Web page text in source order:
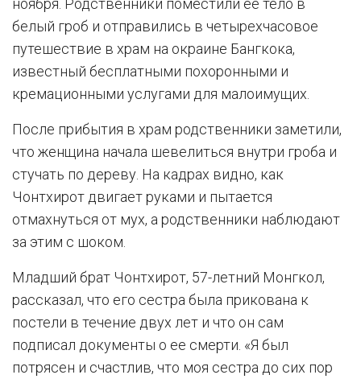
ноября. Родственники поместили ее тело в
белый гроб и отправились в четырехчасовое
путешествие в храм на окраине Бангкока,
известный бесплатными похоронными и
кремационными услугами для малоимущих.
После прибытия в храм родственники заметили,
что женщина начала шевелиться внутри гроба и
стучать по дереву. На кадрах видно, как
Чонтхирот двигает руками и пытается
отмахнуться от мух, а родственники наблюдают
за этим с шоком.
Младший брат Чонтхирот, 57-летний Монгкол,
рассказал, что его сестра была прикована к
постели в течение двух лет и что он сам
подписал документы о ее смерти. «Я был
потрясен и счастлив, что моя сестра до сих пор